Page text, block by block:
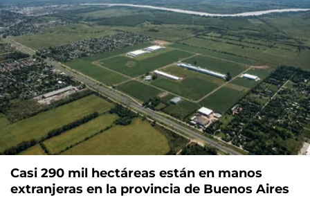
Casi 290 mil hectáreas están en manos
extranjeras en la provincia de Buenos Aires